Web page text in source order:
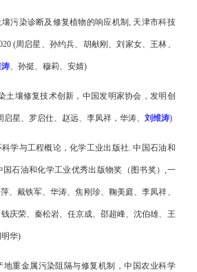
壤污染诊断及修复植物的响应机制, 天津市科技
(周启星、孙约兵、胡献刚、刘家女、王林、
、孙挺、穆莉、安婧)
土壤修复技术创新，中国发明家协会，发明创
启星、罗启仕、赵远、李凤祥，华涛、 刘维涛)
科学与工程概论，化学工业出版社.中国石油和
国石油和化学工业优秀出版物奖（图书奖）,一
、戴铁军、华涛、焦刚珍、鞠美庭、李凤祥、
庆荣、秦松岩、任京成、邵超峰、沈伯雄、王
华)
地重金属污染阻隔与修复机制，中国农业科学